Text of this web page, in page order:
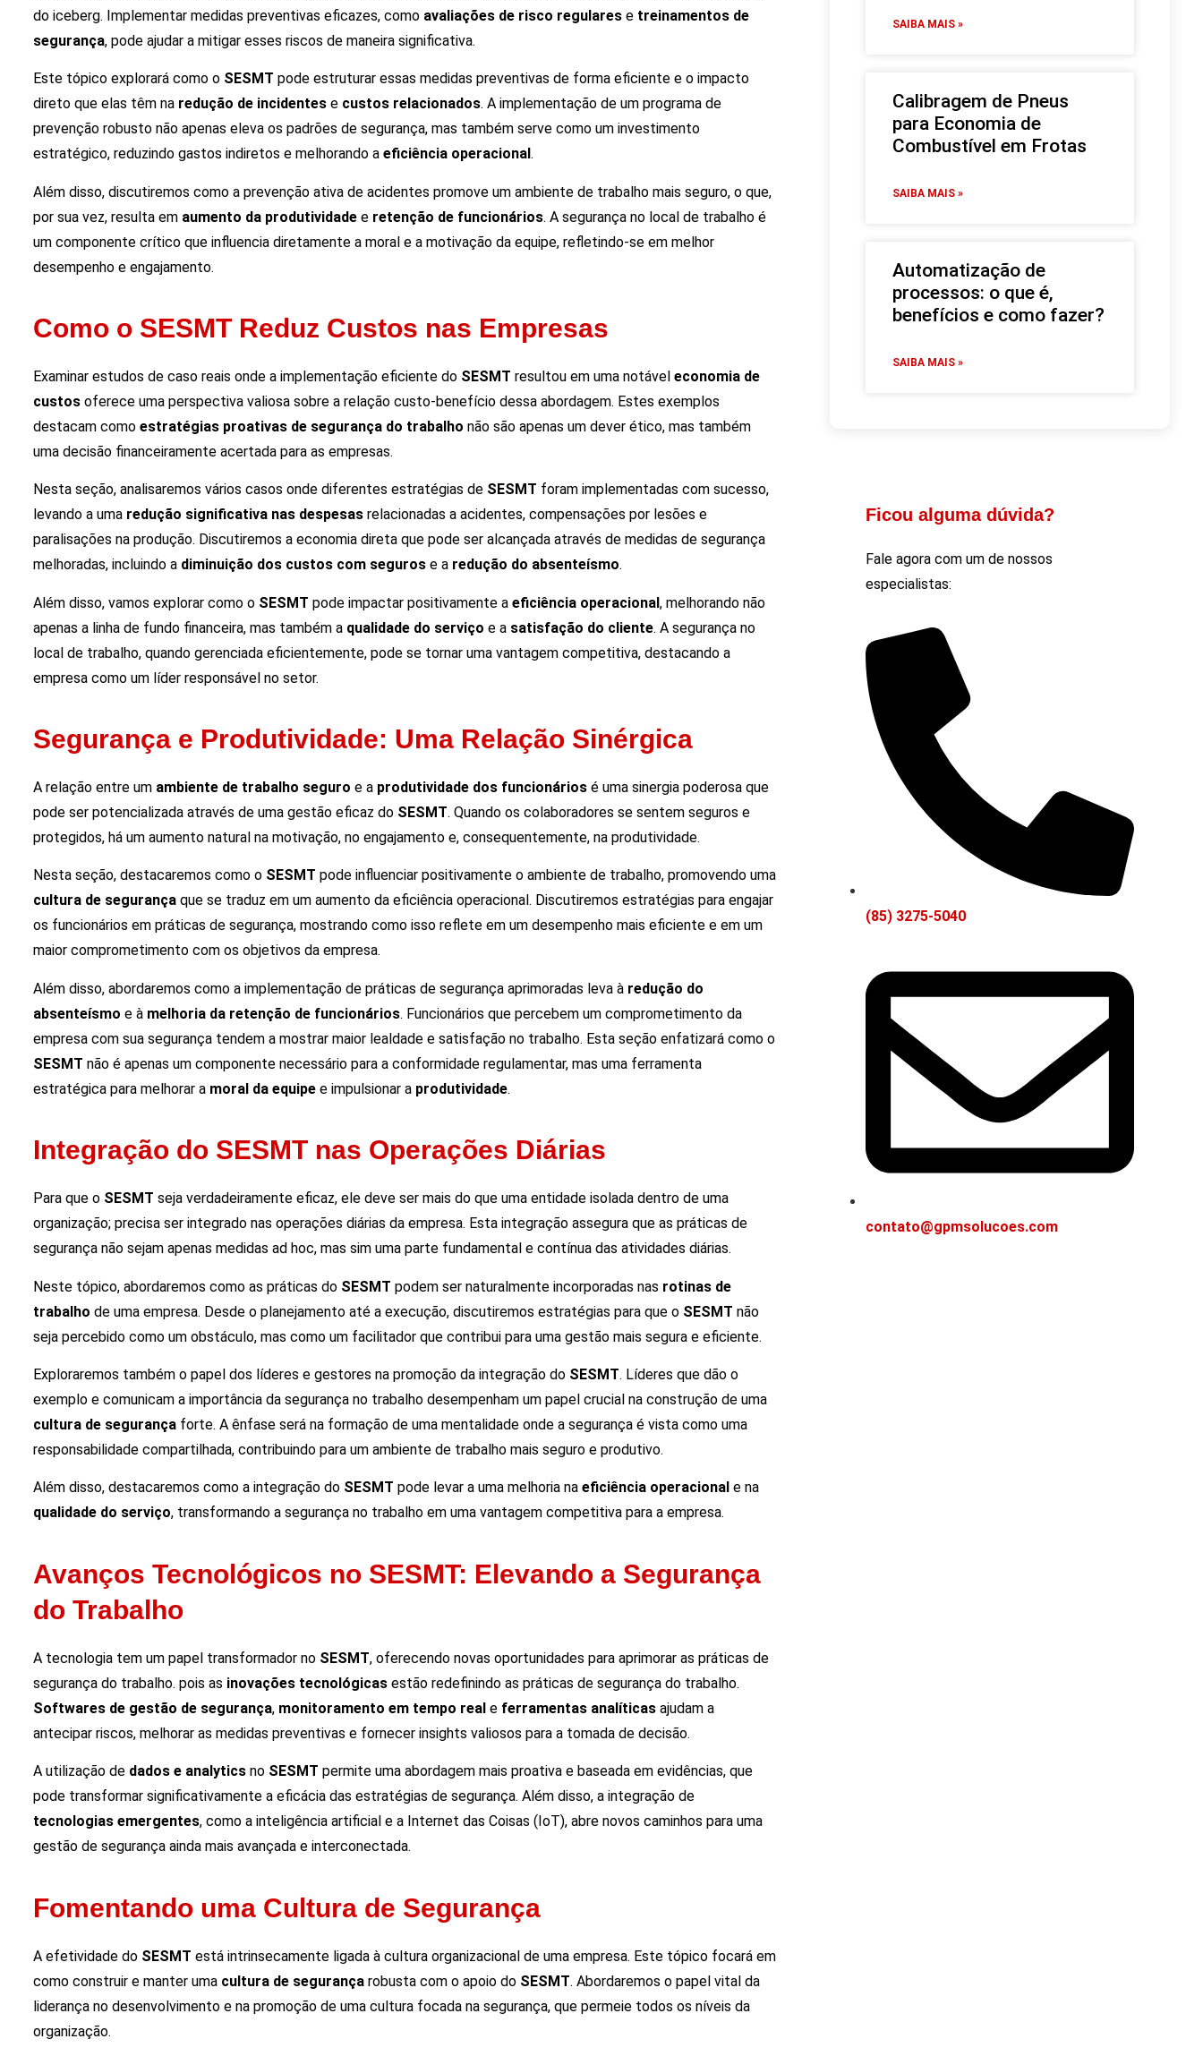
do iceberg. Implementar medidas preventivas eficazes, como avaliações de risco regulares e treinamentos de
segurança, pode ajudar a mitigar esses riscos de maneira significativa.
Este tópico explorará como o SESMT pode estruturar essas medidas preventivas de forma eficiente e o impacto
direto que elas têm na redução de incidentes e custos relacionados. A implementação de um programa de
prevenção robusto não apenas eleva os padrões de segurança, mas também serve como um investimento
estratégico, reduzindo gastos indiretos e melhorando a eficiência operacional.
Além disso, discutiremos como a prevenção ativa de acidentes promove um ambiente de trabalho mais seguro, o que,
por sua vez, resulta em aumento da produtividade e retenção de funcionários. A segurança no local de trabalho é
um componente crítico que influencia diretamente a moral e a motivação da equipe, refletindo-se em melhor
desempenho e engajamento.
Como o SESMT Reduz Custos nas Empresas
Examinar estudos de caso reais onde a implementação eficiente do SESMT resultou em uma notável economia de
custos oferece uma perspectiva valiosa sobre a relação custo-benefício dessa abordagem. Estes exemplos
destacam como estratégias proativas de segurança do trabalho não são apenas um dever ético, mas também
uma decisão financeiramente acertada para as empresas.
Nesta seção, analisaremos vários casos onde diferentes estratégias de SESMT foram implementadas com sucesso,
levando a uma redução significativa nas despesas relacionadas a acidentes, compensações por lesões e
paralisações na produção. Discutiremos a economia direta que pode ser alcançada através de medidas de segurança
melhoradas, incluindo a diminuição dos custos com seguros e a redução do absenteísmo.
Além disso, vamos explorar como o SESMT pode impactar positivamente a eficiência operacional, melhorando não
apenas a linha de fundo financeira, mas também a qualidade do serviço e a satisfação do cliente. A segurança no
local de trabalho, quando gerenciada eficientemente, pode se tornar uma vantagem competitiva, destacando a
empresa como um líder responsável no setor.
Segurança e Produtividade: Uma Relação Sinérgica
A relação entre um ambiente de trabalho seguro e a produtividade dos funcionários é uma sinergia poderosa que
pode ser potencializada através de uma gestão eficaz do SESMT. Quando os colaboradores se sentem seguros e
protegidos, há um aumento natural na motivação, no engajamento e, consequentemente, na produtividade.
Nesta seção, destacaremos como o SESMT pode influenciar positivamente o ambiente de trabalho, promovendo uma
cultura de segurança que se traduz em um aumento da eficiência operacional. Discutiremos estratégias para engajar
os funcionários em práticas de segurança, mostrando como isso reflete em um desempenho mais eficiente e em um
maior comprometimento com os objetivos da empresa.
Além disso, abordaremos como a implementação de práticas de segurança aprimoradas leva à redução do
absenteísmo e à melhoria da retenção de funcionários. Funcionários que percebem um comprometimento da
empresa com sua segurança tendem a mostrar maior lealdade e satisfação no trabalho. Esta seção enfatizará como o
SESMT não é apenas um componente necessário para a conformidade regulamentar, mas uma ferramenta
estratégica para melhorar a moral da equipe e impulsionar a produtividade.
Integração do SESMT nas Operações Diárias
Para que o SESMT seja verdadeiramente eficaz, ele deve ser mais do que uma entidade isolada dentro de uma
organização; precisa ser integrado nas operações diárias da empresa. Esta integração assegura que as práticas de
segurança não sejam apenas medidas ad hoc, mas sim uma parte fundamental e contínua das atividades diárias.
Neste tópico, abordaremos como as práticas do SESMT podem ser naturalmente incorporadas nas rotinas de
trabalho de uma empresa. Desde o planejamento até a execução, discutiremos estratégias para que o SESMT não
seja percebido como um obstáculo, mas como um facilitador que contribui para uma gestão mais segura e eficiente.
Exploraremos também o papel dos líderes e gestores na promoção da integração do SESMT. Líderes que dão o
exemplo e comunicam a importância da segurança no trabalho desempenham um papel crucial na construção de uma
cultura de segurança forte. A ênfase será na formação de uma mentalidade onde a segurança é vista como uma
responsabilidade compartilhada, contribuindo para um ambiente de trabalho mais seguro e produtivo.
Além disso, destacaremos como a integração do SESMT pode levar a uma melhoria na eficiência operacional e na
qualidade do serviço, transformando a segurança no trabalho em uma vantagem competitiva para a empresa.
Avanços Tecnológicos no SESMT: Elevando a Segurança
do Trabalho
A tecnologia tem um papel transformador no SESMT, oferecendo novas oportunidades para aprimorar as práticas de
segurança do trabalho. pois as inovações tecnológicas estão redefinindo as práticas de segurança do trabalho.
Softwares de gestão de segurança, monitoramento em tempo real e ferramentas analíticas ajudam a
antecipar riscos, melhorar as medidas preventivas e fornecer insights valiosos para a tomada de decisão.
A utilização de dados e analytics no SESMT permite uma abordagem mais proativa e baseada em evidências, que
pode transformar significativamente a eficácia das estratégias de segurança. Além disso, a integração de
tecnologias emergentes, como a inteligência artificial e a Internet das Coisas (IoT), abre novos caminhos para uma
gestão de segurança ainda mais avançada e interconectada.
Fomentando uma Cultura de Segurança
A efetividade do SESMT está intrinsecamente ligada à cultura organizacional de uma empresa. Este tópico focará em
como construir e manter uma cultura de segurança robusta com o apoio do SESMT. Abordaremos o papel vital da
liderança no desenvolvimento e na promoção de uma cultura focada na segurança, que permeie todos os níveis da
organização.
SAIBA MAIS »
Calibragem de Pneus
para Economia de
Combustível em Frotas
SAIBA MAIS »
Automatização de
processos: o que é,
benefícios e como fazer?
SAIBA MAIS »
Ficou alguma dúvida?
Fale agora com um de nossos
especialistas:
(85) 3275-5040
contato@gpmsolucoes.com